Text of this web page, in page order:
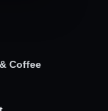
Coffee